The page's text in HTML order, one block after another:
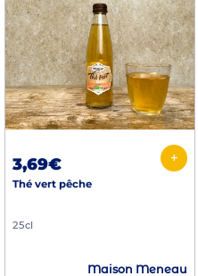
3,69€ +
Thé vert pêche
25cl
Maison Meneau